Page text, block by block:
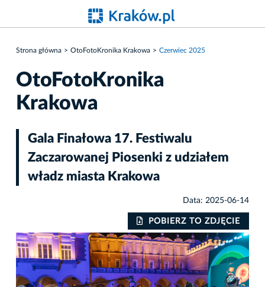
Strona główna OtoFotoKronika Krakowa Czerwiec 2025
OtoFotoKronika
Krakowa
Gala Finałowa 17. Festiwalu
Zaczarowanej Piosenki z udziałem
władz miasta Krakowa
Data: 2025-06-14
POBIERZ TO ZDJĘCIE